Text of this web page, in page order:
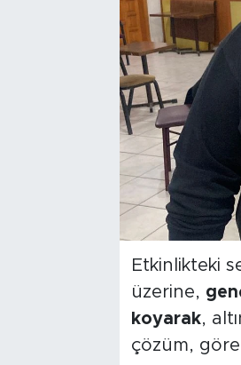
Etkinlikteki
üzerine,
koyarak,
çözüm,